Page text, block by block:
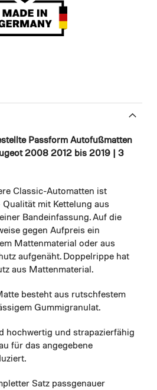
Passform Autofußmatten
2008 2012 bis 2019 | 3
Classic-Automatten ist
mit Kettelung aus
Bandeinfassung. Auf die
gegen Aufpreis ein
Mattenmaterial oder aus
aufgenäht. Doppelrippe hat
aus Mattenmaterial.
besteht aus rutschfestem
Gummigranulat.
hochwertig und strapazierfähig
für das angegebene
Satz passgenauer